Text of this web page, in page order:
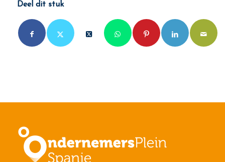
Deel dit stuk